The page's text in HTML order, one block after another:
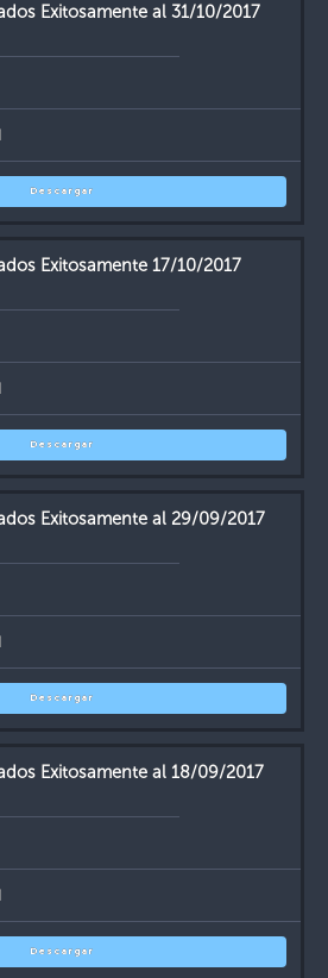
Exitosamente al 31/10/2017
Descargar
Exitosamente 17/10/2017
Descargar
Exitosamente al 29/09/2017
Descargar
Exitosamente al 18/09/2017
Descargar